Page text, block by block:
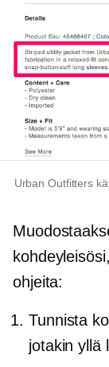
Urban Outfitters
ohjeita:
Tunnista
jotakin yllä